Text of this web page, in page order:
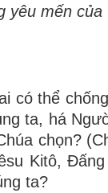
yêu mến
có thể
ta, há
chọn?
Kitô,
ta?